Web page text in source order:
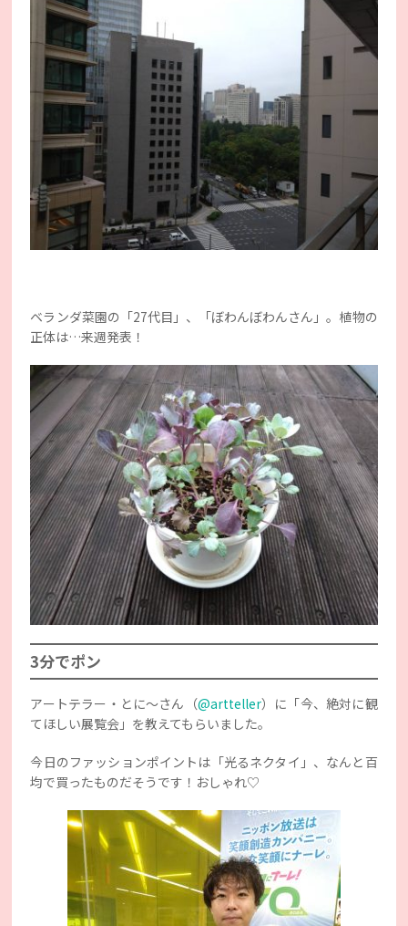
ベランダ菜園の「27代目」、「ぼわんぼわんさん」。植物の
正体は…来週発表！
3分でポン
アートテラー・とに〜さん（@artteller）に「今、絶対に観
てほしい展覧会」を教えてもらいました。
今日のファッションポイントは「光るネクタイ」、なんと百
均で買ったものだそうです！おしゃれ♡